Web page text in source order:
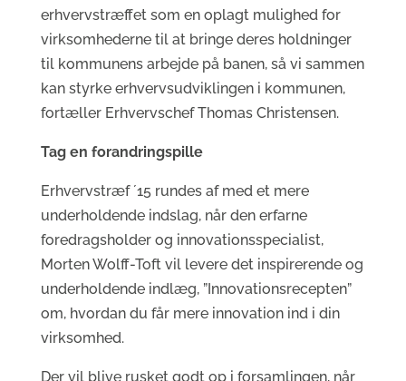
erhvervstræffet som en oplagt mulighed for
virksomhederne til at bringe deres holdninger
til kommunens arbejde på banen, så vi sammen
kan styrke erhvervsudviklingen i kommunen,
fortæller Erhvervschef Thomas Christensen.
Tag en forandringspille
Erhvervstræf ´15 rundes af med et mere
underholdende indslag, når den erfarne
foredragsholder og innovationsspecialist,
Morten Wolff-Toft vil levere det inspirerende og
underholdende indlæg, ”Innovationsrecepten”
om, hvordan du får mere innovation ind i din
virksomhed.
Der vil blive rusket godt op i forsamlingen, når